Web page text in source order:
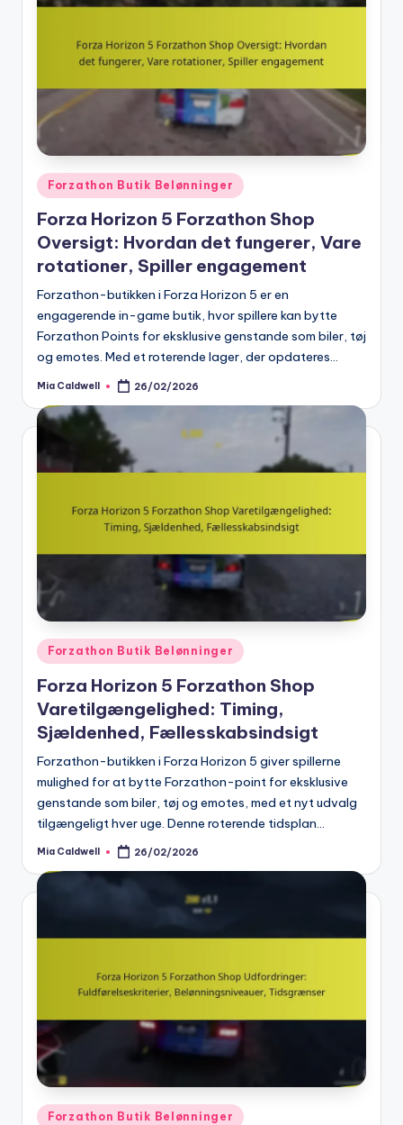
Posted
in
Forzathon Butik Belønninger
Forza Horizon 5 Forzathon Shop
Oversigt: Hvordan det fungerer, Vare
rotationer, Spiller engagement
Forzathon-butikken i Forza Horizon 5 er en
engagerende in-game butik, hvor spillere kan bytte
Forzathon Points for eksklusive genstande som biler, tøj
og emotes. Med et roterende lager, der opdateres…
Posted
Mia Caldwell 26/02/2026
Posted
in
Forzathon Butik Belønninger
Forza Horizon 5 Forzathon Shop
Varetilgængelighed: Timing,
Sjældenhed, Fællesskabsindsigt
Forzathon-butikken i Forza Horizon 5 giver spillerne
mulighed for at bytte Forzathon-point for eksklusive
genstande som biler, tøj og emotes, med et nyt udvalg
tilgængeligt hver uge. Denne roterende tidsplan…
Posted
Mia Caldwell 26/02/2026
Posted
Forzathon Butik Belønninger